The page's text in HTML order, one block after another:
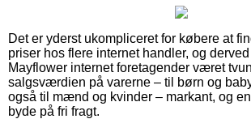
Det er yderst ukompliceret for købere at
priser hos flere internet handler, og
Mayflower internet foretagender været
salgsværdien på varerne – til børn og
også til mænd og kvinder – markant, og
byde på fri fragt.